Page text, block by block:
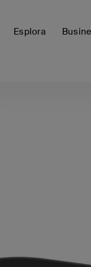
Esplora